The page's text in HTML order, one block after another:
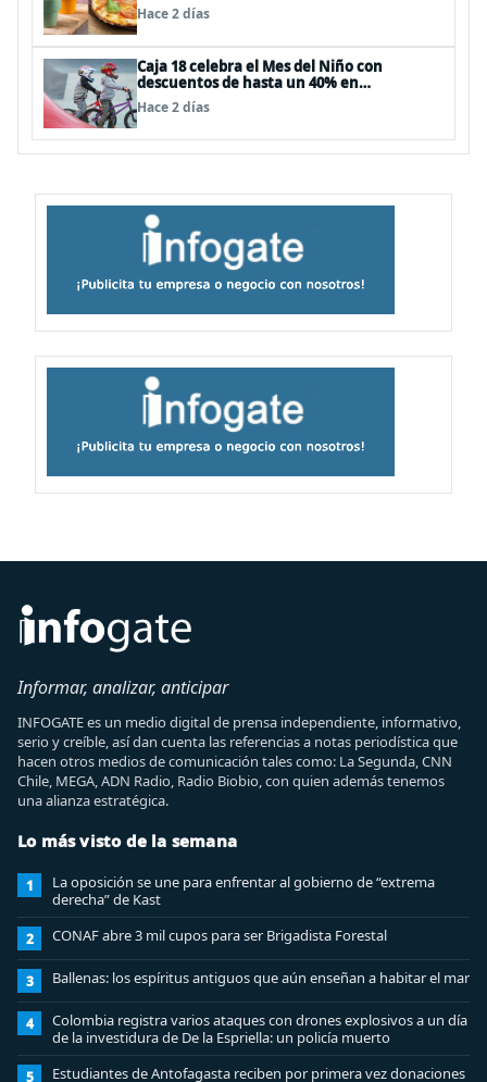
Hace 2 días
Caja 18 celebra el Mes del Niño con
descuentos de hasta un 40% en
panoramas, cine, shows y streaming
Hace 2 días
Informar, analizar, anticipar
INFOGATE es un medio digital de prensa independiente, informativo,
serio y creíble, así dan cuenta las referencias a notas periodística que
hacen otros medios de comunicación tales como: La Segunda, CNN
Chile, MEGA, ADN Radio, Radio Biobio, con quien además tenemos
una alianza estratégica.
Lo más visto de la semana
1
La oposición se une para enfrentar al gobierno de “extrema
derecha” de Kast
2 CONAF abre 3 mil cupos para ser Brigadista Forestal
3 Ballenas: los espíritus antiguos que aún enseñan a habitar el mar
4
Colombia registra varios ataques con drones explosivos a un día
de la investidura de De la Espriella: un policía muerto
5
Estudiantes de Antofagasta reciben por primera vez donaciones